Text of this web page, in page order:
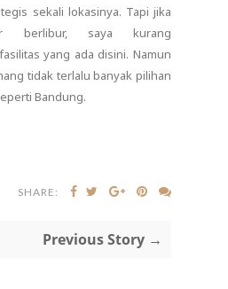
sekali lokasinya. Tapi jika
berlibur, saya kurang
yang ada disini. Namun
tidak terlalu banyak pilihan
Bandung.
SHARE:
Previous Story →